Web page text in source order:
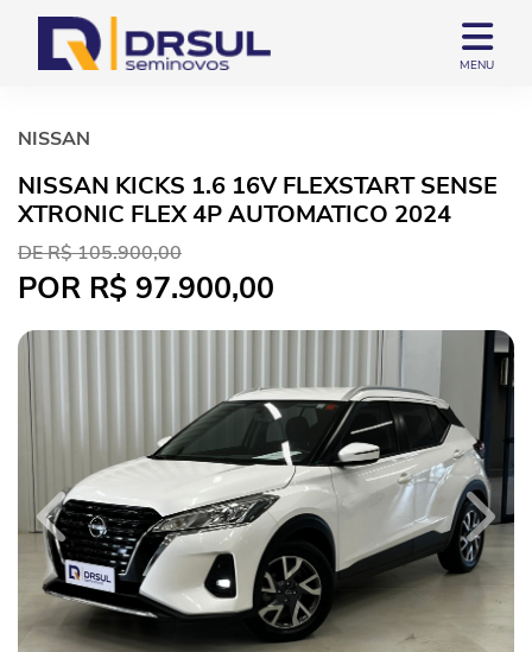
MENU
NISSAN
NISSAN KICKS 1.6 16V FLEXSTART SENSE
XTRONIC FLEX 4P AUTOMATICO 2024
DE R$ 105.900,00
POR R$ 97.900,00
Previous Next